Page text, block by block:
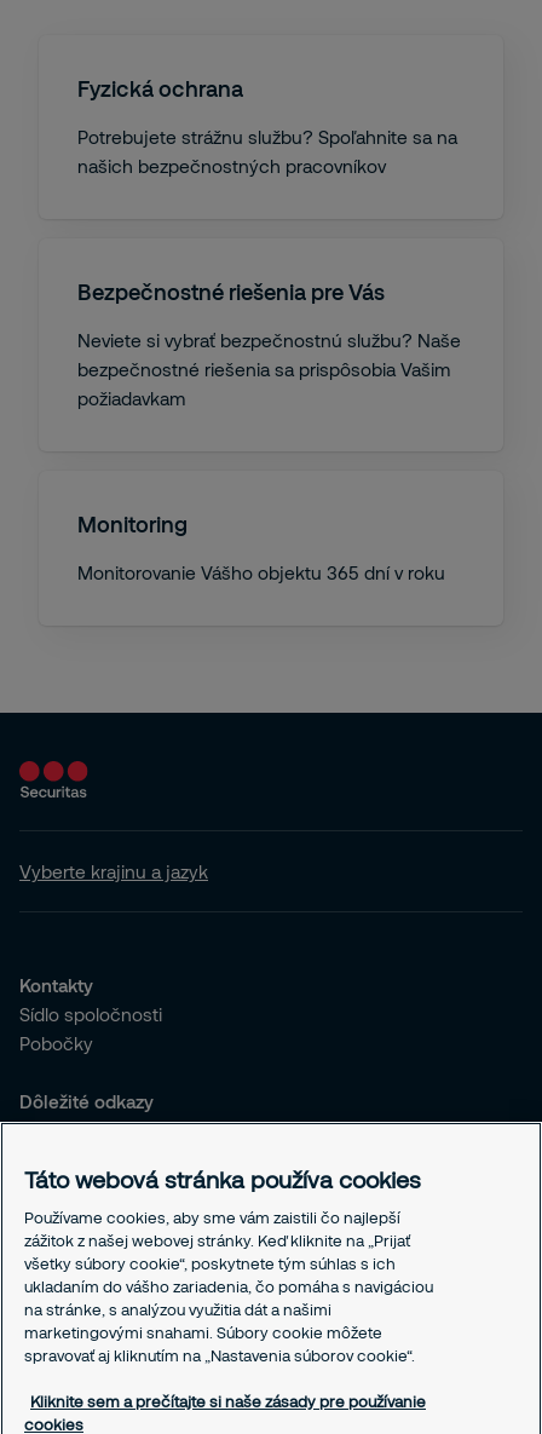
Fyzická ochrana
Potrebujete strážnu službu? Spoľahnite sa na
našich bezpečnostných pracovníkov
Bezpečnostné riešenia pre Vás
Neviete si vybrať bezpečnostnú službu? Naše
bezpečnostné riešenia sa prispôsobia Vašim
požiadavkam
Monitoring
Monitorovanie Vášho objektu 365 dní v roku
Vyberte krajinu a jazyk
Kontakty
Sídlo spoločnosti
Pobočky
Dôležité odkazy
Všeobecné obchodné podmienky
Politika používania cookies
Zásady ochrany osobných údajov
Responsible disclosure
Pracovné príležitosti
Kariéra
Nastavenia súborov cookie
Táto webová stránka používa cookies
Používame cookies, aby sme vám zaistili čo najlepší
zážitok z našej webovej stránky. Keď kliknite na „Prijať
všetky súbory cookie“, poskytnete tým súhlas s ich
ukladaním do vášho zariadenia, čo pomáha s navigáciou
na stránke, s analýzou využitia dát a našimi
marketingovými snahami. Súbory cookie môžete
spravovať aj kliknutím na „Nastavenia súborov cookie“.
Kliknite sem a prečítajte si naše zásady pre používanie
cookies